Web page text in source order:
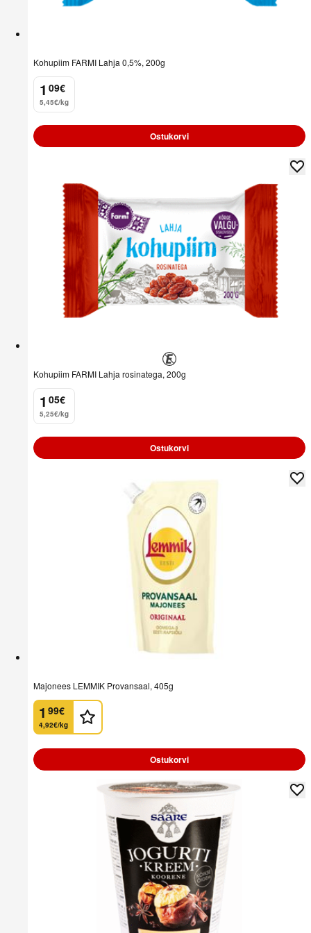
Kohupiim FARMI Lahja 0,5%, 200g
1
. 09€
5,45€/kg
Ostukorvi
Kohupiim FARMI Lahja rosinatega, 200g
1
. 05€
5,25€/kg
Ostukorvi
Majonees LEMMIK Provansaal, 405g
1
. 99€
4,92€/kg
Ostukorvi